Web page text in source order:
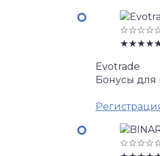
Evotrade
Бонусы для